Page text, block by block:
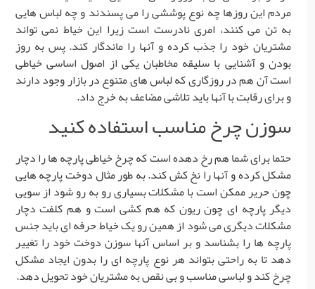
مردم این روزها چه نوع پوششی را می پسندند و چه لباس هایی
به تن می کنند، امری نادرست است زیرا این خیاط نمی تواند
مشتریان خود را جذب کرده و آنها را ماندگار کند. پس به روز
بودن و آشنایی با سلیقه مخاطبان یکی از اصول اساسی خیاطی
است آن هم در روزگاری که لباس های متنوع در بازار وجود دارند
و برای رقابت با آنها باید تلاشی مضاعف به خرج داد.
سوزن چرخ مناسب استفاده کنید
حتما برای شما هم رخ دهده است که چرخ خیاطی پارچه ها را دچار
مشکل کرده و آنها را نخ کش کند. به طور مثال دوخت پارچه هایی
چون حریر ممکن است با مشکلات بسیاری رو به رو شود از سویی
دیگر پارچه ای چون ریون که هم کشی است و هم کلفت دچار
مشکلات دیگری می شود از همین رو یک خیاط حرفه ای باید جنس
پارچه ها را بشناسد و بر اساس آنها سوزن دوخت خود را تغییر
دهد تا به راحتی بتواند هر نوع پارچه ای را بدون ایجاد مشکل
چرخ کند و لباسی مناسب و بی نقص به مشتریان خود تحویل دهد.